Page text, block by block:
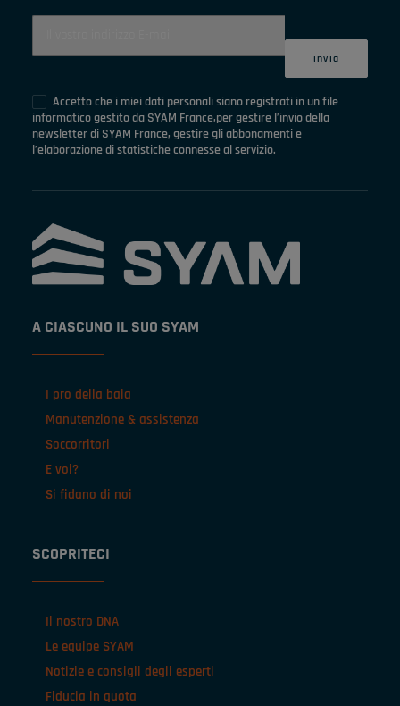
Accetto che i miei dati personali siano registrati in un file
informatico gestito da SYAM France,per gestire l’invio della
newsletter di SYAM France, gestire gli abbonamenti e
l’elaborazione di statistiche connesse al servizio.
A CIASCUNO IL SUO SYAM
I pro della baia
Manutenzione & assistenza
Soccorritori
E voi?
Si fidano di noi
SCOPRITECI
Il nostro DNA
Le equipe SYAM
Notizie e consigli degli esperti
Fiducia in quota